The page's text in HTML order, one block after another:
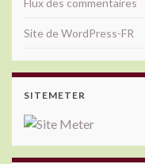
Site de WordPress-FR
SITEMETER